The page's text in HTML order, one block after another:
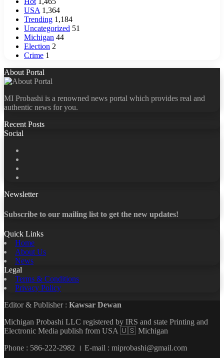
USA 1,364
Trending 1,184
Uncategorized 51
Michigan 44
Election 2
Crime 1
About Portal
MI Probashi is a renowned news portal which provides real and
authentic news for you.
Recent Posts
Social
Newsletter
Subscribe to our mailing list to get the new updates!
Quick Links
Home
About Us
News
Legal
Terms & Conditions
Privacy Policy
Editor & Publisher : Kawsar Dewan
Michigan Probashi LLC registered by IRS and state Printing and
Electronic Media publish from USA 🇺🇸 Michigan
Phone : 586-222-2982 । E-mail : miprobashi@gmail.com